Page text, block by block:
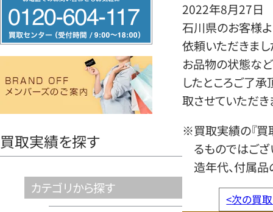
リ
ー
ヤ
買取実績を探す
カテゴリから探す
2022年8月27日
石川県のお客様よ
依頼いただきまし
お品物の状態など
したところご了
取させていただき
※買取実績の『買
るものではござ
造年代、付属品
<次の買